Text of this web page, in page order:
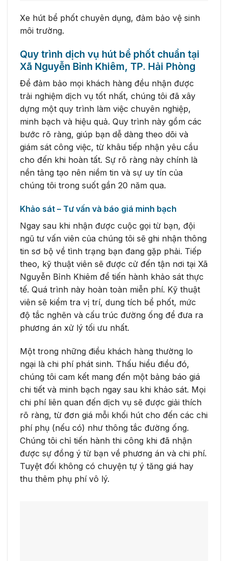
Xe hút bể phốt chuyên dụng, đảm bảo vệ sinh
môi trường.
Quy trình dịch vụ hút bể phốt chuẩn tại
Xã Nguyễn Bỉnh Khiêm, TP. Hải Phòng
Để đảm bảo mọi khách hàng đều nhận được
trải nghiệm dịch vụ tốt nhất, chúng tôi đã xây
dựng một quy trình làm việc chuyên nghiệp,
minh bạch và hiệu quả. Quy trình này gồm các
bước rõ ràng, giúp bạn dễ dàng theo dõi và
giám sát công việc, từ khâu tiếp nhận yêu cầu
cho đến khi hoàn tất. Sự rõ ràng này chính là
nền tảng tạo nên niềm tin và sự uy tín của
chúng tôi trong suốt gần 20 năm qua.
Khảo sát – Tư vấn và báo giá minh bạch
Ngay sau khi nhận được cuộc gọi từ bạn, đội
ngũ tư vấn viên của chúng tôi sẽ ghi nhận thông
tin sơ bộ về tình trạng bạn đang gặp phải. Tiếp
theo, kỹ thuật viên sẽ được cử đến tận nơi tại Xã
Nguyễn Bỉnh Khiêm để tiến hành khảo sát thực
tế. Quá trình này hoàn toàn miễn phí. Kỹ thuật
viên sẽ kiểm tra vị trí, dung tích bể phốt, mức
độ tắc nghẽn và cấu trúc đường ống để đưa ra
phương án xử lý tối ưu nhất.
Một trong những điều khách hàng thường lo
ngại là chi phí phát sinh. Thấu hiểu điều đó,
chúng tôi cam kết mang đến một bảng báo giá
chi tiết và minh bạch ngay sau khi khảo sát. Mọi
chi phí liên quan đến dịch vụ sẽ được giải thích
rõ ràng, từ đơn giá mỗi khối hút cho đến các chi
phí phụ (nếu có) như thông tắc đường ống.
Chúng tôi chỉ tiến hành thi công khi đã nhận
được sự đồng ý từ bạn về phương án và chi phí.
Tuyệt đối không có chuyện tự ý tăng giá hay
thu thêm phụ phí vô lý.